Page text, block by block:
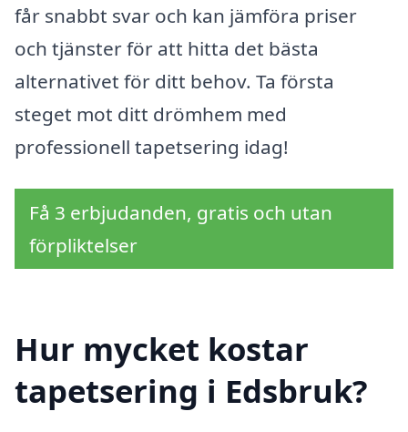
får snabbt svar och kan jämföra priser
och tjänster för att hitta det bästa
alternativet för ditt behov. Ta första
steget mot ditt drömhem med
professionell tapetsering idag!
Få 3 erbjudanden, gratis och utan
förpliktelser
Hur mycket kostar
tapetsering i Edsbruk?